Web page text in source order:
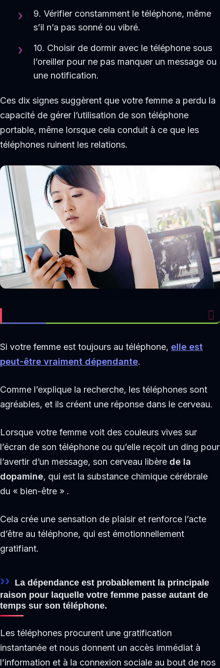
9. Vérifier constamment le téléphone, même
s’il n’a pas sonné ou vibré.
10. Choisir de dormir avec le téléphone sous
l’oreiller pour ne pas manquer un message ou
une notification.
Ces dix signes suggèrent que votre femme a perdu la
capacité de gérer l’utilisation de son téléphone
portable, même lorsque cela conduit à ce que les
téléphones ruinent les relations.
Si votre femme est toujours au téléphone, elle est
peut-être vraiment dépendante.
Comme l’explique la recherche, les téléphones sont
agréables, et ils créent une réponse dans le cerveau.
Lorsque votre femme voit des couleurs vives sur
l’écran de son téléphone ou qu’elle reçoit un ding pour
l’avertir d’un message, son cerveau libère de la
dopamine, qui est la substance chimique cérébrale
du « bien-être » .
Cela crée une sensation de plaisir et renforce l’acte
d’être au téléphone, qui est émotionnellement
gratifiant.
La dépendance est probablement la principale
raison pour laquelle votre femme passe autant de
temps sur son téléphone.
Les téléphones procurent une gratification
instantanée et nous donnent un accès immédiat à
l’information et à la connexion sociale au bout de nos